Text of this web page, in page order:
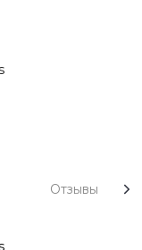
Отзывы